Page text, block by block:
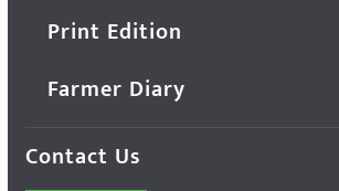
Print Edition
Farmer Diary
Contact Us